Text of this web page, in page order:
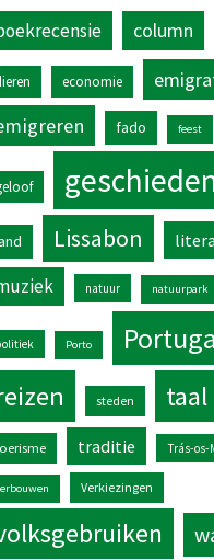
column
economie
fado feest
Lissabon
natuur natuurpark
Porto
steden taal
traditie Trás-os-
Verkiezingen